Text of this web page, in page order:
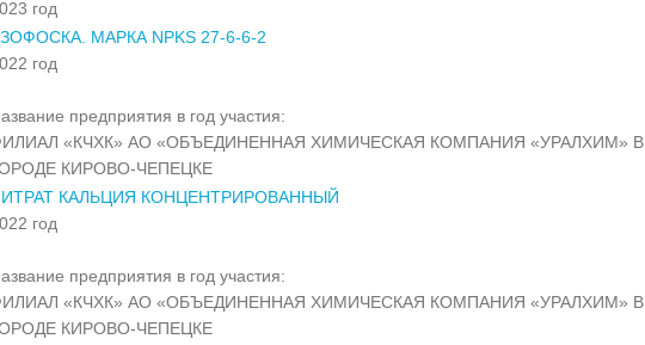
год
МАРКА NPKS 27-6-6-2
год
предприятия в год участия:
«КЧХК» АО «ОБЪЕДИНЕННАЯ ХИМИЧЕСКАЯ КОМПАНИЯ «УРАЛХИМ» В
КИРОВО-ЧЕПЕЦКЕ
КАЛЬЦИЯ КОНЦЕНТРИРОВАННЫЙ
год
предприятия в год участия:
«КЧХК» АО «ОБЪЕДИНЕННАЯ ХИМИЧЕСКАЯ КОМПАНИЯ «УРАЛХИМ» В
КИРОВО-ЧЕПЕЦКЕ